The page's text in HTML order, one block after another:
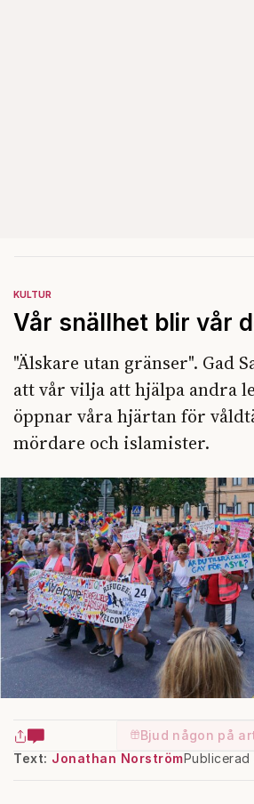
KULTUR
Vår snällhet blir vår
"Älskare utan gränser". Gad
att vår vilja att hjälpa andra
öppnar våra hjärtan för
mördare och islamister.
Bjud någon på
Text: Jonathan Norström